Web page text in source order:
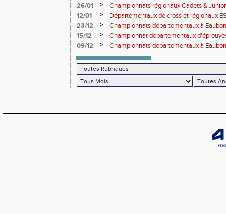
26/01
>
Championnats régionaux Cadets &
performances avant le Meeting de Paris
12/01 >
Départementaux de cross et régionaux
23/12
>
Championnats départementaux à
15/12
>
Championnat départementaux
09/12
> Championnats départementaux à